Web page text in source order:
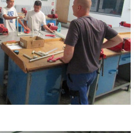
Uživatelská
zkušenost
Aby naše
webové
stránky
fungovaly při
vaší návštěvě
co nejlépe.
Pokud tyto
cookies
odmítnete,
některé
funkce z
webu zmizí.